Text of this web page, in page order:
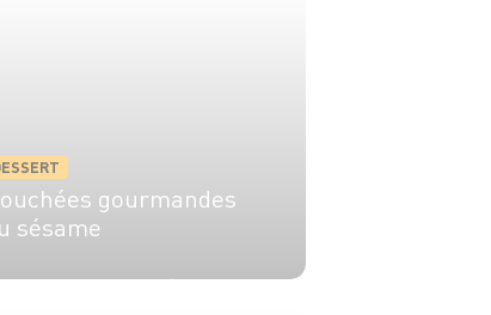
gourmandes
sésame